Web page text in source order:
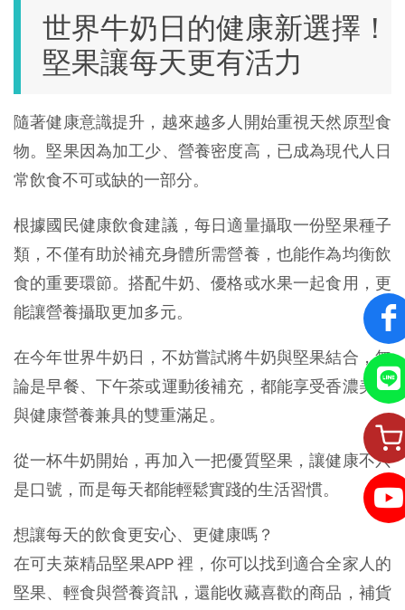
世界牛奶日的健康新選擇！
堅果讓每天更有活力
隨著健康意識提升，越來越多人開始重視天然原型食
物。堅果因為加工少、營養密度高，已成為現代人日
常飲食不可或缺的一部分。
根據國民健康飲食建議，每日適量攝取一份堅果種子
類，不僅有助於補充身體所需營養，也能作為均衡飲
食的重要環節。搭配牛奶、優格或水果一起食用，更
能讓營養攝取更加多元。
在今年世界牛奶日，不妨嘗試將牛奶與堅果結合，無
論是早餐、下午茶或運動後補充，都能享受香濃美味
與健康營養兼具的雙重滿足。
從一杯牛奶開始，再加入一把優質堅果，讓健康不只
是口號，而是每天都能輕鬆實踐的生活習慣。
想讓每天的飲食更安心、更健康嗎？
在可夫萊精品堅果APP 裡，你可以找到適合全家人的
堅果、輕食與營養資訊，還能收藏喜歡的商品，補貨